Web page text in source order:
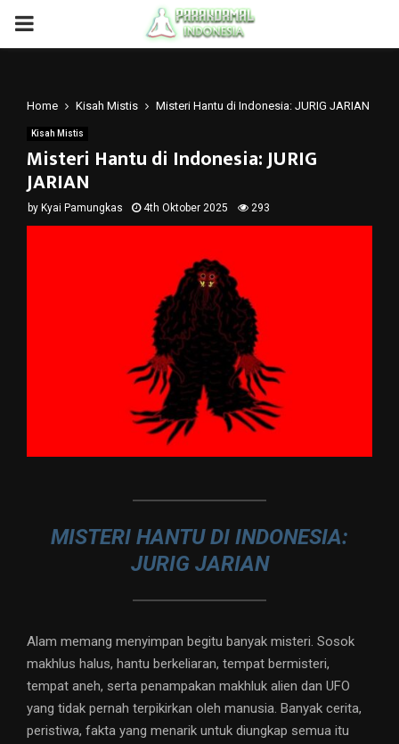
PRIMARY
Home Kisah Mistis Misteri Hantu di Indonesia: JURIG JARIAN
Kisah Mistis
Misteri Hantu di Indonesia: JURIG
JARIAN
by Kyai Pamungkas 4th Oktober 2025 293
MISTERI HANTU DI INDONESIA:
JURIG JARIAN
Alam memang menyimpan begitu banyak misteri. Sosok
makhlus halus, hantu berkeliaran, tempat bermisteri,
tempat aneh, serta penampakan makhluk alien dan UFO
yang tidak pernah terpikirkan oleh manusia. Banyak cerita,
peristiwa, fakta yang menarik untuk diungkap semua itu